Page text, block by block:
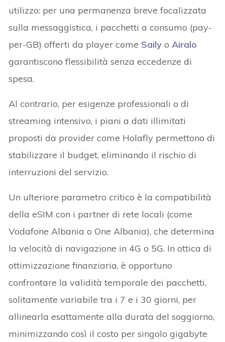
utilizzo: per una permanenza breve focalizzata
sulla messaggistica, i pacchetti a consumo (pay-
per-GB) offerti da player come Saily oAiralo
garantiscono flessibilità senza eccedenze di
spesa.
Al contrario, per esigenze professionali o di
streaming intensivo, i piani a dati illimitati
proposti da provider come Holafly permettono di
stabilizzare il budget, eliminando il rischio di
interruzioni del servizio.
Un ulteriore parametro critico è la compatibilità
della eSIM con i partner di rete locali (come
Vodafone Albania o One Albania), che determina
la velocità di navigazione in 4G o 5G. In ottica di
ottimizzazione finanziaria, è opportuno
confrontare la validità temporale dei pacchetti,
solitamente variabile tra i 7 e i 30 giorni, per
allinearla esattamente alla durata del soggiorno,
minimizzando così il costo per singolo gigabyte